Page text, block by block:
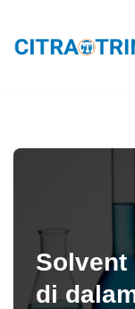
Lompat
Solvent
di